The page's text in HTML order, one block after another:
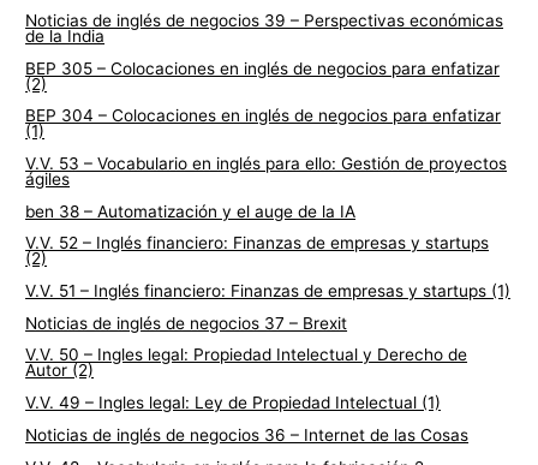
Noticias de inglés de negocios 39 – Perspectivas económicas
de la India
BEP 305 – Colocaciones en inglés de negocios para enfatizar
(2)
BEP 304 – Colocaciones en inglés de negocios para enfatizar
(1)
V.V. 53 – Vocabulario en inglés para ello: Gestión de proyectos
ágiles
ben 38 – Automatización y el auge de la IA
V.V. 52 – Inglés financiero: Finanzas de empresas y startups
(2)
V.V. 51 – Inglés financiero: Finanzas de empresas y startups (1)
Noticias de inglés de negocios 37 – Brexit
V.V. 50 – Ingles legal: Propiedad Intelectual y Derecho de
Autor (2)
V.V. 49 – Ingles legal: Ley de Propiedad Intelectual (1)
Noticias de inglés de negocios 36 – Internet de las Cosas